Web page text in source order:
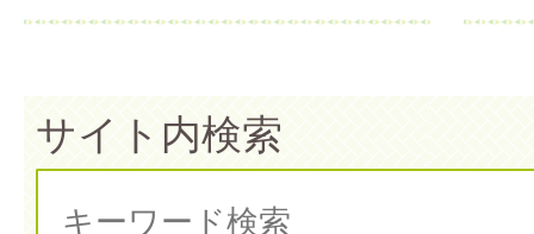
サイト内検索